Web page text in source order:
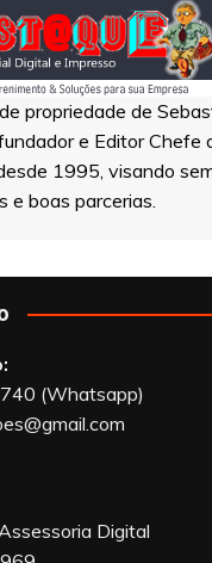
propriedade de
e Editor Chefe
1995, visando
e boas parcerias.
(Whatsapp)
Digital